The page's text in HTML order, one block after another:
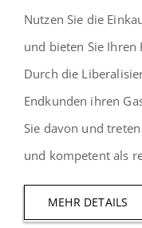
Nutzen Sie die
und bieten Sie Ihren
Durch die
Endkunden ihren
Sie davon und
und kompetent als
MEHR DETAILS